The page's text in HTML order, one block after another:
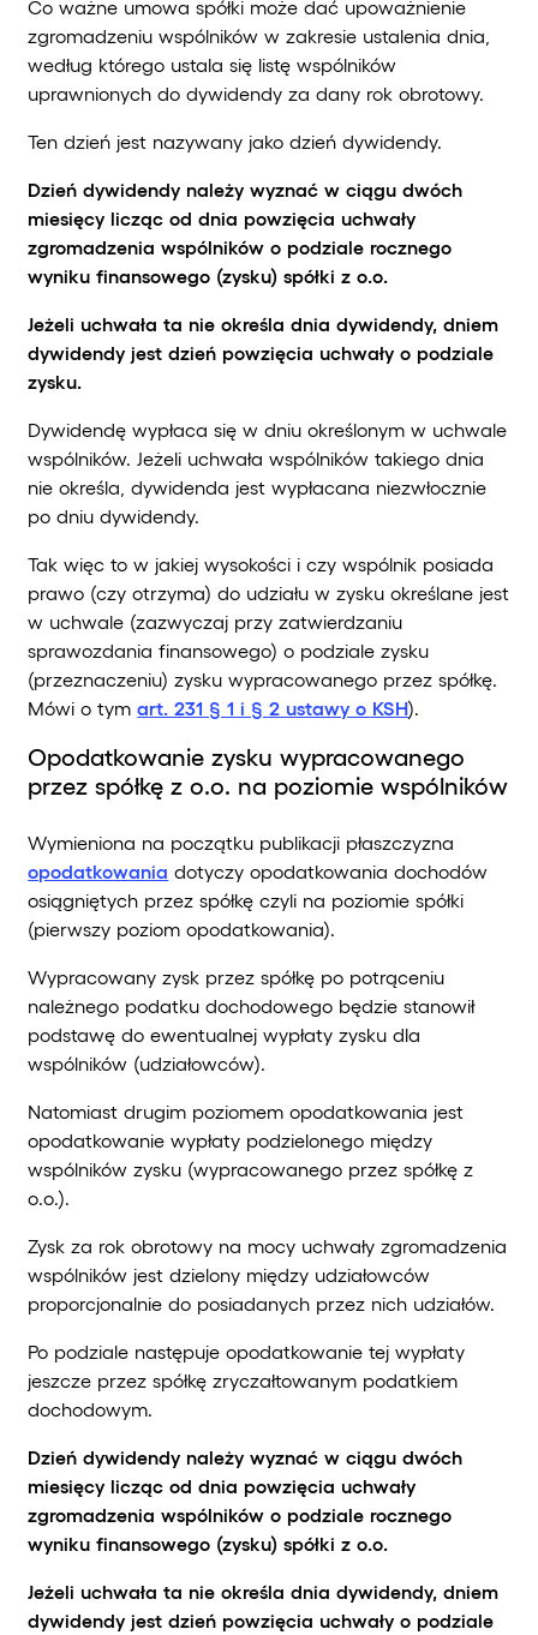
Co ważne umowa spółki może dać upoważnienie
zgromadzeniu wspólników w zakresie ustalenia dnia,
według którego ustala się listę wspólników
uprawnionych do dywidendy za dany rok obrotowy.
Ten dzień jest nazywany jako dzień dywidendy.
Dzień dywidendy należy wyznać w ciągu dwóch
miesięcy licząc od dnia powzięcia uchwały
zgromadzenia wspólników o podziale rocznego
wyniku finansowego (zysku) spółki z o.o.
Jeżeli uchwała ta nie określa dnia dywidendy, dniem
dywidendy jest dzień powzięcia uchwały o podziale
zysku.
Dywidendę wypłaca się w dniu określonym w uchwale
wspólników. Jeżeli uchwała wspólników takiego dnia
nie określa, dywidenda jest wypłacana niezwłocznie
po dniu dywidendy.
Tak więc to w jakiej wysokości i czy wspólnik posiada
prawo (czy otrzyma) do udziału w zysku określane jest
w uchwale (zazwyczaj przy zatwierdzaniu
sprawozdania finansowego) o podziale zysku
(przeznaczeniu) zysku wypracowanego przez spółkę.
Mówi o tymart. 231 § 1 i § 2 ustawy o KSH).
Opodatkowanie zysku wypracowanego
przez spółkę z o.o. na poziomie wspólników
Wymieniona na początku publikacji płaszczyzna
opodatkowania dotyczy opodatkowania dochodów
osiągniętych przez spółkę czyli na poziomie spółki
(pierwszy poziom opodatkowania).
Wypracowany zysk przez spółkę po potrąceniu
należnego podatku dochodowego będzie stanowił
podstawę do ewentualnej wypłaty zysku dla
wspólników (udziałowców).
Natomiast drugim poziomem opodatkowania jest
opodatkowanie wypłaty podzielonego między
wspólników zysku (wypracowanego przez spółkę z
o.o.).
Zysk za rok obrotowy na mocy uchwały zgromadzenia
wspólników jest dzielony między udziałowców
proporcjonalnie do posiadanych przez nich udziałów.
Po podziale następuje opodatkowanie tej wypłaty
jeszcze przez spółkę zryczałtowanym podatkiem
dochodowym.
Dzień dywidendy należy wyznać w ciągu dwóch
miesięcy licząc od dnia powzięcia uchwały
zgromadzenia wspólników o podziale rocznego
wyniku finansowego (zysku) spółki z o.o.
Jeżeli uchwała ta nie określa dnia dywidendy, dniem
dywidendy jest dzień powzięcia uchwały o podziale